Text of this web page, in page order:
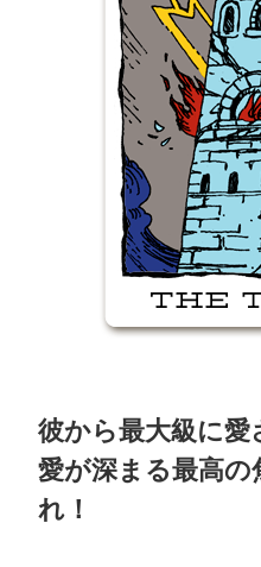
彼から最大級に愛
愛が深まる最高の
れ！